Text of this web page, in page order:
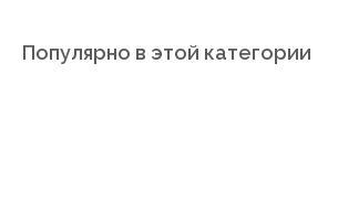
Популярно в этой категории